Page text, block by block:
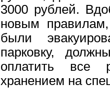
3000 рублей.
новым
были
парковку,
оплатить все
хранением на